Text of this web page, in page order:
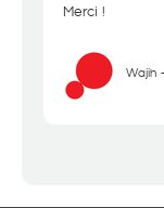
Merci !
Wajih